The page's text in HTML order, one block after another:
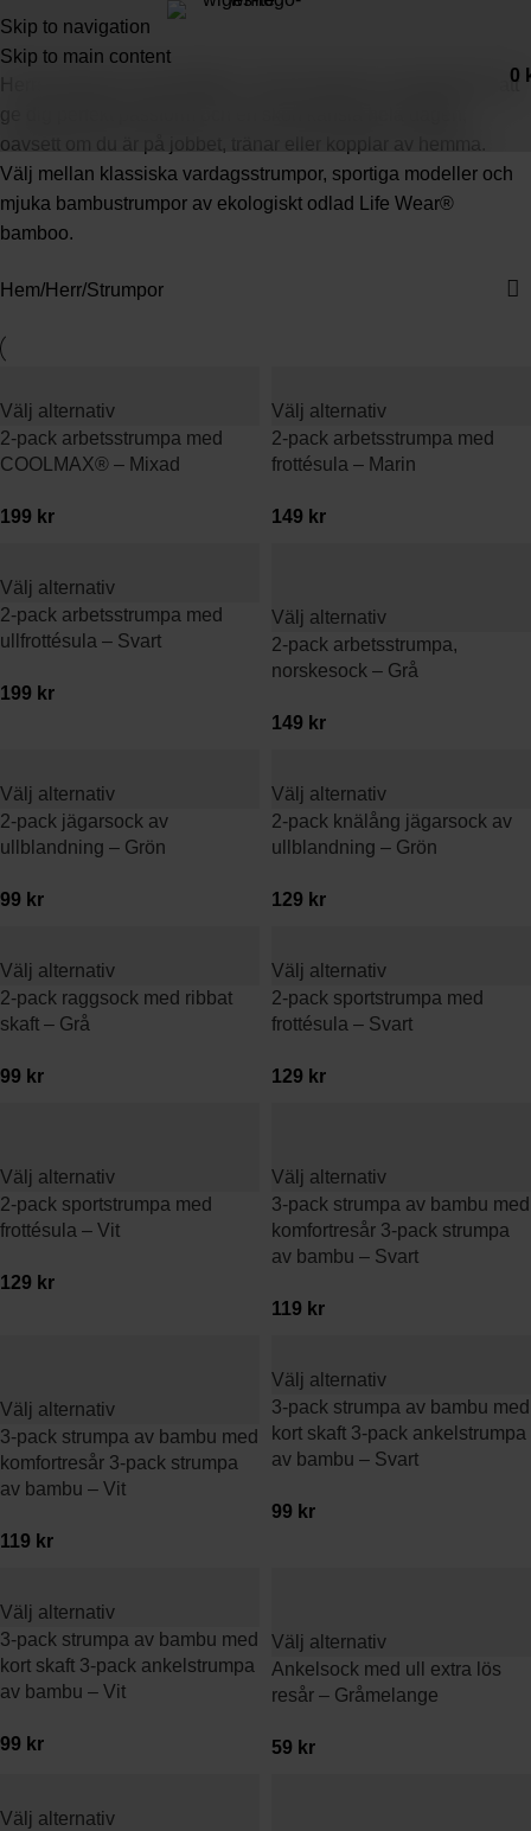
Skip to navigation
Skip to main content
0
Strumpor herr
Herrstrumpor för alla tillfällen. Våra strumpor är skapade för att
ge dig perfekt passform och en skön känsla hela dagen,
oavsett om du är på jobbet, tränar eller kopplar av hemma.
Välj mellan klassiska vardagsstrumpor, sportiga modeller och
mjuka bambustrumpor av ekologiskt odlad Life Wear®
bamboo.
Hem Herr Strumpor
Välj alternativ
2-pack arbetsstrumpa med
COOLMAX® – Mixad
199 kr
Välj alternativ
2-pack arbetsstrumpa med
frottésula – Marin
149 kr
Välj alternativ
2-pack arbetsstrumpa med
ullfrottésula – Svart
199 kr
Välj alternativ
2-pack arbetsstrumpa,
norskesock – Grå
149 kr
Välj alternativ
2-pack jägarsock av
ullblandning – Grön
99 kr
Välj alternativ
2-pack knälång jägarsock av
ullblandning – Grön
129 kr
Välj alternativ
2-pack raggsock med ribbat
skaft – Grå
99 kr
Välj alternativ
2-pack sportstrumpa med
frottésula – Svart
129 kr
Välj alternativ
2-pack sportstrumpa med
frottésula – Vit
129 kr
Välj alternativ
3-pack strumpa av bambu med
komfortresår 3-pack strumpa
av bambu – Svart
119 kr
Välj alternativ
3-pack strumpa av bambu med
komfortresår 3-pack strumpa
av bambu – Vit
119 kr
Välj alternativ
3-pack strumpa av bambu med
kort skaft 3-pack ankelstrumpa
av bambu – Svart
99 kr
Välj alternativ
3-pack strumpa av bambu med
kort skaft 3-pack ankelstrumpa
av bambu – Vit
99 kr
Välj alternativ
Ankelsock med ull extra lös
resår – Gråmelange
59 kr
Välj alternativ